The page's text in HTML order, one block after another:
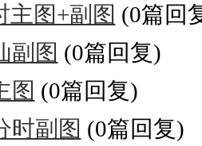
主图+副图 (0篇回
副图 (0篇回复)
图 (0篇回复)
时副图 (0篇回复)